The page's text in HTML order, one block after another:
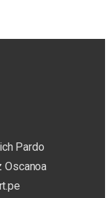
Pardo
Oscanoa